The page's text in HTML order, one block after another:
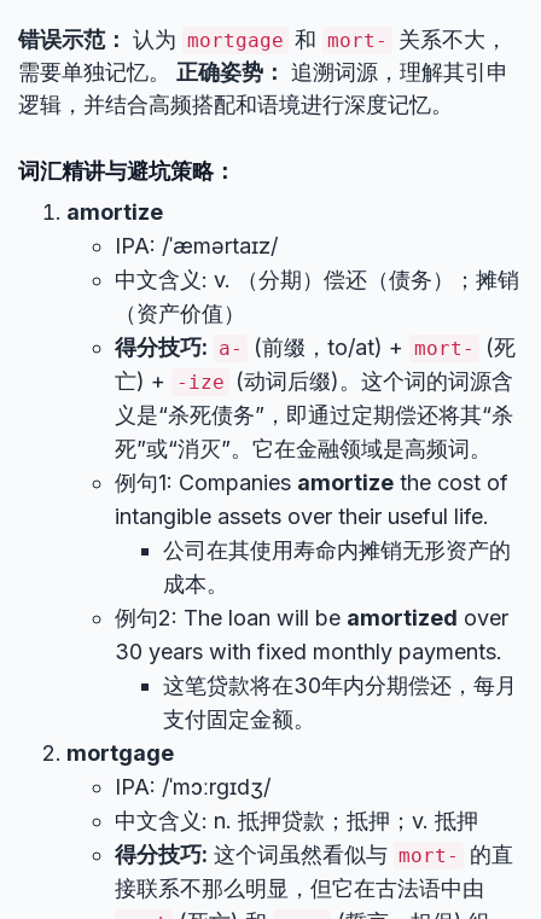
错误示范： 认为 mortgage 和 mort-
关系不大，
需要单独记忆。 正确姿势： 追溯词源，理解其引申
逻辑，并结合高频搭配和语境进行深度记忆。
词汇精讲与避坑策略：
amortize
IPA: /ˈæmərtaɪz/
中文含义: v. （分期）偿还（债务）；摊销
（资产价值）
得分技巧: a- (前缀，to/at) + mort-
(死
亡) +
-ize
(动词后缀)。这个词的词源含
义是“杀死债务”，即通过定期偿还将其“杀
死”或“消灭”。它在金融领域是高频词。
例句1: Companies amortize the cost of
intangible assets over their useful life.
公司在其使用寿命内摊销无形资产的
成本。
例句2: The loan will be amortized over
30 years with fixed monthly payments.
这笔贷款将在30年内分期偿还，每月
支付固定金额。
mortgage
IPA: /ˈmɔːrɡɪdʒ/
中文含义: n. 抵押贷款；抵押；v. 抵押
得分技巧: 这个词虽然看似与 mort-
的直
接联系不那么明显，但它在古法语中由